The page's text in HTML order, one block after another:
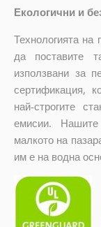
Екологични и
Технологията на
да поставите
използвани за
сертификация,
най-строгите
емисии.
малкото на
им е на водна